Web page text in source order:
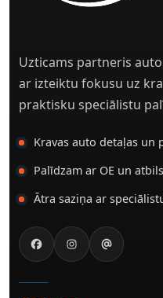
Uzticams partneris
ar izteiktu fokusu uz
praktisku speciālistu
Kravas auto detaļas un
Palīdzam ar OE un
Ātra saziņa ar